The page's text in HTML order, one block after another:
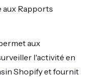
aux Rapports
aux
l'activité en
Shopify et fournit